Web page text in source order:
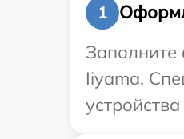
1
Заполните
Iiyama.